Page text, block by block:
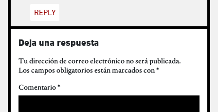
REPLY
Deja una respuesta
Tu dirección de correo electrónico no será publicada.
Los campos obligatorios están marcados con*
Comentario*